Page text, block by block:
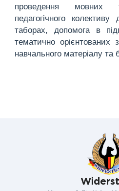
проведення мовних
педагогічного
таборах, допомога в
тематично орієнтованих
навчального матеріалу та